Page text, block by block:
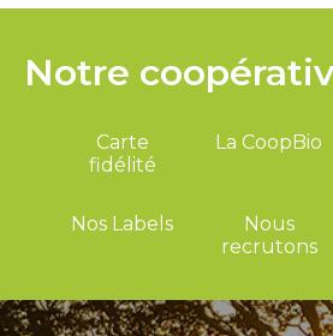
Notre
Carte
fidélité
La CoopBio
Nos Labels
Nous
recrutons